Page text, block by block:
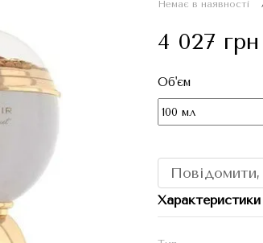
Немає в наявності
4 027 грн
Об'єм
Характеристики